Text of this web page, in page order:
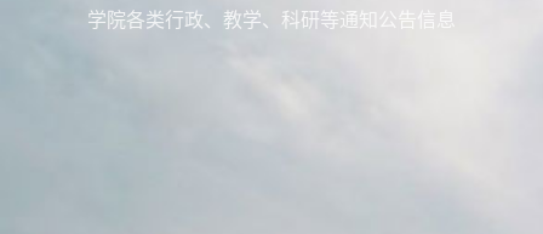
学院各类行政、教学、科研等通知公告信息